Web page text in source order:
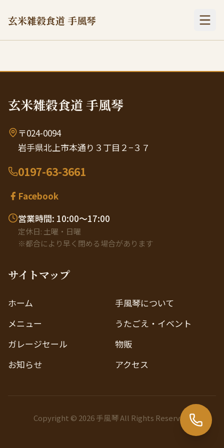
玄米雑穀食道 手風琴
玄米雑穀食道 手風琴
〒024-0094
岩手県北上市本通り３丁目２−３７
0197-63-3661
Facebook
営業時間: 10:00〜17:00
定休日: 土曜・日曜
※都合により早く閉める場合があります
サイトマップ
ホーム
手風琴について
メニュー
うたごえ・イベント
ガレージセール
物販
お知らせ
アクセス
Copyright © 2026 手風琴 All Rights Reserved.